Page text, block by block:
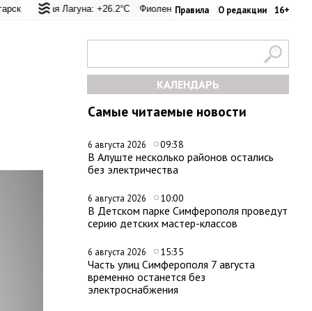
Правила О редакции 16+
Лагуна: +26.2°C Фиолент: +26.1°C Казачья бухта: +26.1°C
+26.8°C Евпатория: +32.8°C Керчь: +30.6°C Никитский сад:
КАЛЕНДАРЬ
Самые читаемые новости
6 августа 2026 09:38
В Алуште несколько районов остались
без электричества
6 августа 2026 10:00
В Детском парке Симферополя проведут
серию детских мастер-классов
6 августа 2026 15:35
Часть улиц Симферополя 7 августа
временно останется без
электроснабжения